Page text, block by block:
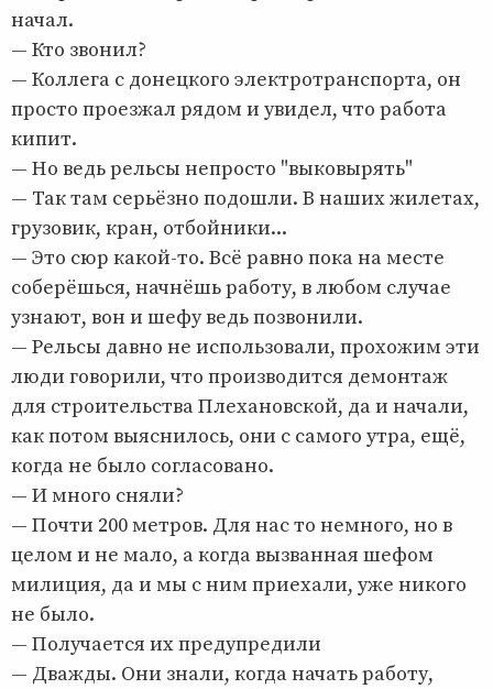
начал.
— Кто звонил?
— Коллега с донецкого электротранспорта, он
просто проезжал рядом и увидел, что работа
кипит.
— Но ведь рельсы непросто "выковырять"
— Так там серьёзно подошли. В наших жилетах,
грузовик, кран, отбойники...
— Это сюр какой-то. Всё равно пока на месте
соберёшься, начнёшь работу, в любом случае
узнают, вон и шефу ведь позвонили.
— Рельсы давно не использовали, прохожим эти
люди говорили, что производится демонтаж
для строительства Плехановской, да и начали,
как потом выяснилось, они с самого утра, ещё,
когда не было согласовано.
— И много сняли?
— Почти 200 метров. Для нас то немного, но в
целом и не мало, а когда вызванная шефом
милиция, да и мы с ним приехали, уже никого
не было.
— Получается их предупредили
— Дважды. Они знали, когда начать работу,